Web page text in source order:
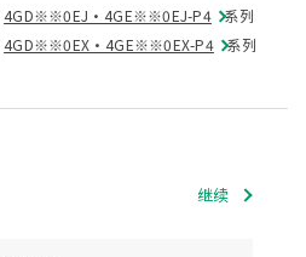
4GD※※0EJ・4GE※※0EJ-P4
系列
4GD※※0EX・4GE※※0EX-P4 系列
继续